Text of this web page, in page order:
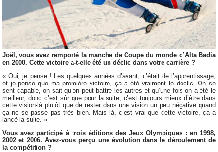
Joël, vous avez remporté la manche de Coupe du monde d’Alta Badia
en 2000. Cette victoire a-t-elle été un déclic dans votre carrière ?
« Oui, je pense ! Les quelques années d’avant, c’était de l’apprentissage,
et je pense que ma première victoire, ça a été vraiment le déclic. On se
sent capable, on sait qu’on peut battre les autres et qu’une fois on a été le
meilleur, donc c’est sûr que pour la suite, c’est toujours mieux d’être dans
cette vision-là plutôt que de rester dans une vision un peu négative quand
ça ne se passe pas très bien. Mais là, c’est vrai que cette victoire, ça a
lancé la suite. »
Vous avez participé à trois éditions des Jeux Olympiques : en 1998,
2002 et 2006. Avez-vous perçu une évolution dans le déroulement de
la compétition ?